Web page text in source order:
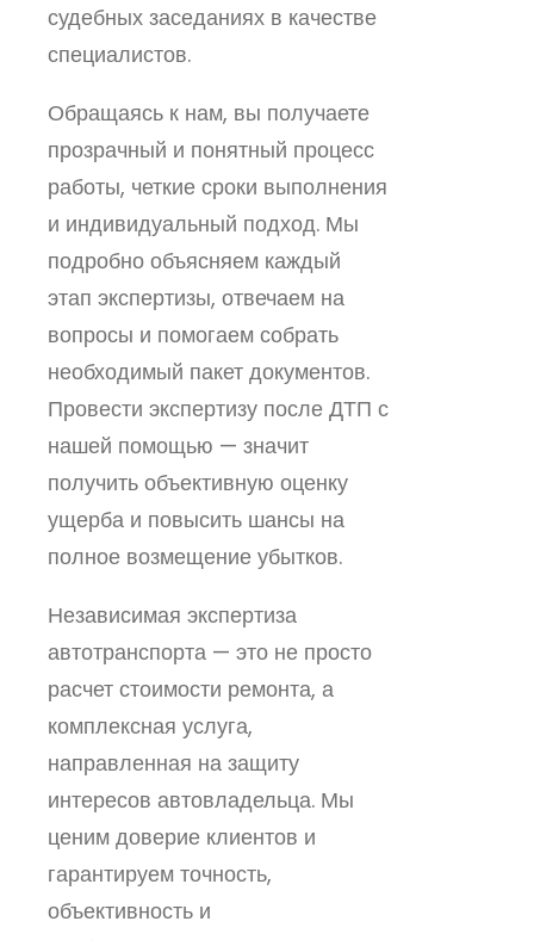
судебных заседаниях в качестве
специалистов.
Обращаясь к нам, вы получаете
прозрачный и понятный процесс
работы, четкие сроки выполнения
и индивидуальный подход. Мы
подробно объясняем каждый
этап экспертизы, отвечаем на
вопросы и помогаем собрать
необходимый пакет документов.
Провести экспертизу после ДТП с
нашей помощью — значит
получить объективную оценку
ущерба и повысить шансы на
полное возмещение убытков.
Независимая экспертиза
автотранспорта — это не просто
расчет стоимости ремонта, а
комплексная услуга,
направленная на защиту
интересов автовладельца. Мы
ценим доверие клиентов и
гарантируем точность,
объективность и